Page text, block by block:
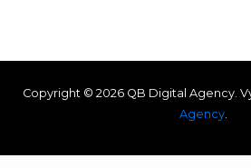
Copyright © 2026 QB Digital Agency.
Agency.